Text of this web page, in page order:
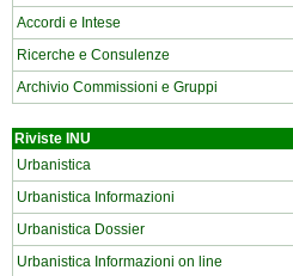
Accordi e Intese
Ricerche e Consulenze
Archivio Commissioni e Gruppi
Riviste INU
Urbanistica
Urbanistica Informazioni
Urbanistica Dossier
Urbanistica Informazioni on line